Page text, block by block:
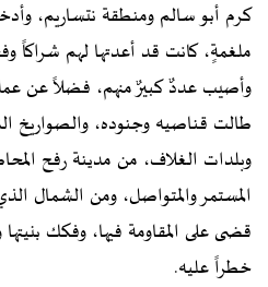
كرم أبو سالم ومنطقة نتساريم،
ملغمةٍ، كانت قد أعدتها لهم شراكاً
وأصيب عددٌ كبيرٌ منهم، فضلاً عن
طالت قناصيه وجنوده، والصواريخ
وبلدات الغلاف، من مدينة رفح
المستمر والمتواصل، ومن الشمال
قضى على المقاومة فيها، وفكك
خطراً عليه.